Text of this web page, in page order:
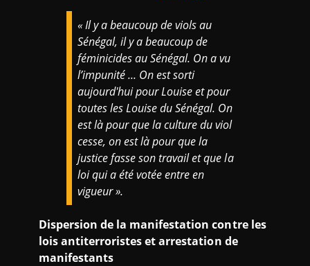
« Il y a beaucoup de viols au
Sénégal, il y a beaucoup de
féminicides au Sénégal. On a vu
l’impunité ... On est sorti
aujourd'hui pour Louise et pour
toutes les Louise du Sénégal. On
est là pour que la culture du viol
cesse, on est là pour que la
justice fasse son travail et que la
loi qui a été votée entre en
vigueur ».
Dispersion de la manifestation contre les
lois antiterroristes et arrestation de
manifestants